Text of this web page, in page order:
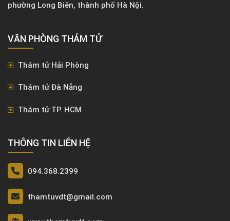
phường Long Biên, thành phố Hà Nội.
VĂN PHÒNG ​THÁM TỬ
Thám tử Hải Phòng
Thám tử Đà Nẵng
Thám tử TP. HCM
THÔNG TIN LIÊN HỆ
094.368.2399
thamtuvdt@gmail.com